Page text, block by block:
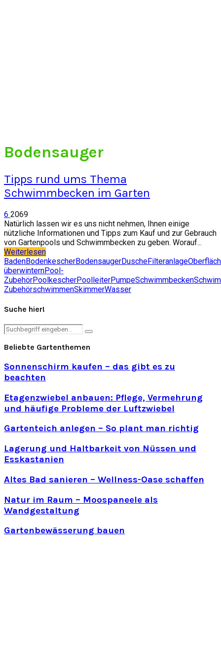
Bodensauger
Tipps rund ums Thema
Schwimmbecken im Garten
6 2069
Natürlich lassen wir es uns nicht nehmen, Ihnen einige
nützliche Informationen und Tipps zum Kauf und zur Gebrauch
von Gartenpools und Schwimmbecken zu geben. Worauf...
Weiterlesen
BadenBodenkescherBodensaugerDuscheFilteranlage
überwinternPool-
ZubehörPoolkescherPoolleiterPumpeSchwimmbecken
ZubehörschwimmenSkimmerWasser
Suche hier!
Search
Search
Beliebte Gartenthemen
Sonnenschirm kaufen – das gibt es zu
beachten
Etagenzwiebel anbauen: Pflege, Vermehrung
und häufige Probleme der Luftzwiebel
Gartenteich anlegen – So plant man richtig
Lagerung und Haltbarkeit von Nüssen und
Esskastanien
Altes Bad sanieren – Wellness-Oase schaffen
Natur im Raum – Moospaneele als
Wandgestaltung
Gartenbewässerung bauen